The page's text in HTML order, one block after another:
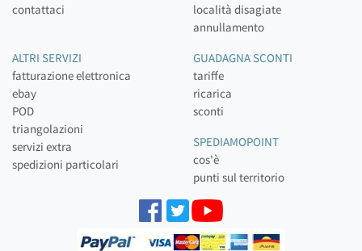
contattaci
località disagiate
annullamento
ALTRI SERVIZI
fatturazione elettronica
ebay
POD
triangolazioni
servizi extra
spedizioni particolari
GUADAGNA SCONTI
tariffe
ricarica
sconti
SPEDIAMOPOINT
cos'è
punti sul territorio